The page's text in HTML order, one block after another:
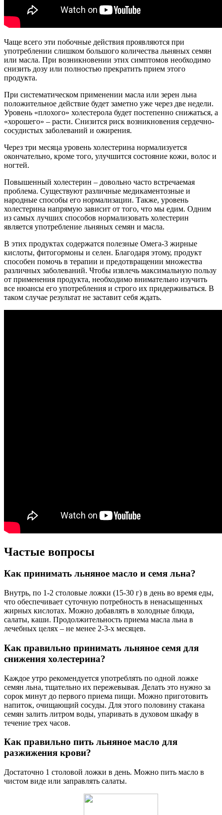
Чаще всего эти побочные действия проявляются при
употреблении слишком большого количества льняных семян
или масла. При возникновении этих симптомов необходимо
снизить дозу или полностью прекратить прием этого
продукта.
При систематическом применении масла или зерен льна
положительное действие будет заметно уже через две недели.
Уровень «плохого» холестерола будет постепенно снижаться, а
«хорошего» – расти. Снизится риск возникновения сердечно-
сосудистых заболеваний и ожирения.
Через три месяца уровень холестерина нормализуется
окончательно, кроме того, улучшится состояние кожи, волос и
ногтей.
Повышенный холестерин – довольно часто встречаемая
проблема. Существуют различные медикаментозные и
народные способы его нормализации. Также, уровень
холестерина напрямую зависит от того, что мы едим. Одним
из самых лучших способов нормализовать холестерин
является употребление льняных семян и масла.
В этих продуктах содержатся полезные Омега-3 жирные
кислоты, фитогормоны и селен. Благодаря этому, продукт
способен помочь в терапии и предотвращении множества
различных заболеваний. Чтобы извлечь максимальную пользу
от применения продукта, необходимо внимательно изучить
все нюансы его употребления и строго их придерживаться. В
таком случае результат не заставит себя ждать.
Частые вопросы
Как принимать льняное масло и семя льна?
Внутрь, по 1-2 столовые ложки (15-30 г) в день во время еды,
что обеспечивает суточную потребность в ненасыщенных
жирных кислотах. Можно добавлять в холодные блюда,
салаты, каши. Продолжительность приема масла льна в
лечебных целях – не менее 2-3-х месяцев.
Как правильно принимать льняное семя для
снижения холестерина?
Каждое утро рекомендуется употреблять по одной ложке
семян льна, тщательно их пережевывая. Делать это нужно за
сорок минут до первого приема пищи. Можно приготовить
напиток, очищающий сосуды. Для этого половину стакана
семян залить литром воды, упаривать в духовом шкафу в
течение трех часов.
Как правильно пить льняное масло для
разжижения крови?
Достаточно 1 столовой ложки в день. Можно пить масло в
чистом виде или заправлять салаты.